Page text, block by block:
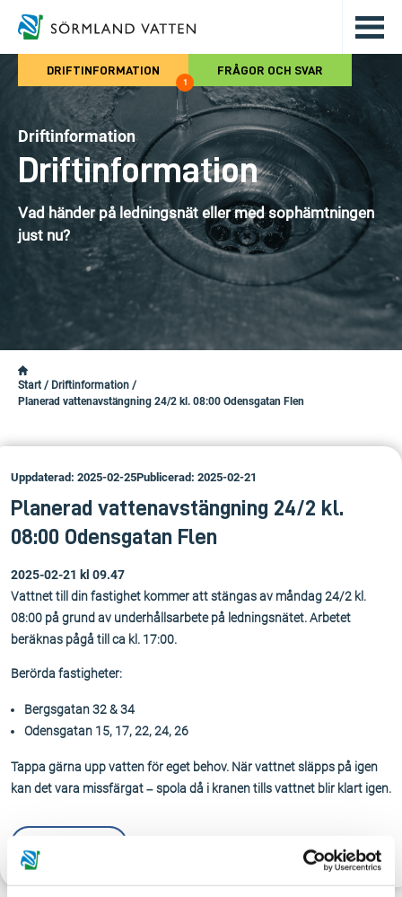
Hoppa till det huvudsakliga
DRIFTINFORMATION
1
FRÅGOR OCH SVAR
Driftinformation
Driftinformation
Vad händer på ledningsnät eller med sophämtningen
just nu?
Start / Driftinformation /
Planerad vattenavstängning 24/2 kl. 08:00 Odensgatan Flen
Uppdaterad: 2025-02-25Publicerad: 2025-02-21
Planerad vattenavstängning 24/2 kl.
08:00 Odensgatan Flen
2025-02-21 kl 09.47
Vattnet till din fastighet kommer att stängas av måndag 24/2 kl.
08:00 på grund av underhållsarbete på ledningsnätet. Arbetet
beräknas pågå till ca kl. 17:00.
Berörda fastigheter:
Bergsgatan 32 & 34
Odensgatan 15, 17, 22, 24, 26
Tappa gärna upp vatten för eget behov. När vattnet släpps på igen
kan det vara missfärgat – spola då i kranen tills vattnet blir klart igen.